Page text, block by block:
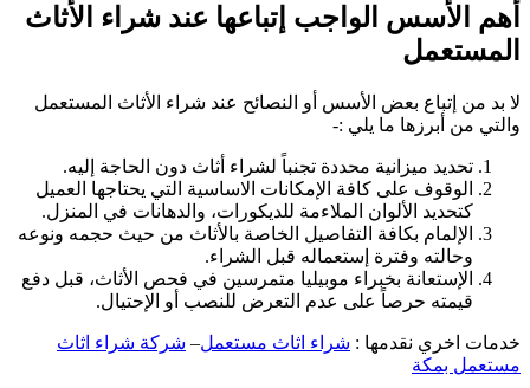
أهم الأسس الواجب إتباعها عند شراء الأثاث
المستعمل
لا بد من إتباع بعض الأسس أو النصائح عند شراء الأثاث المستعمل
والتي من أبرزها ما يلي :-
تحديد ميزانية محددة تجنباً لشراء أثاث دون الحاجة إليه.
الوقوف على كافة الإمكانات الاساسية التي يحتاجها العميل
كتحديد الألوان الملاءمة للديكورات، والدهانات في المنزل.
الإلمام بكافة التفاصيل الخاصة بالأثاث من حيث حجمه ونوعه
وحالته وفترة إستعماله قبل الشراء.
الإستعانة بخبراء موبيليا متمرسين في فحص الأثاث، قبل دفع
قيمته حرصاً على عدم التعرض للنصب أو الإحتيال.
خدمات اخري نقدمها : شراء اثاث مستعمل– شركة شراء اثاث
مستعمل بمكة